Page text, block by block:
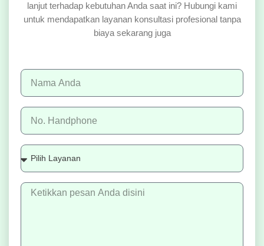
lanjut terhadap kebutuhan Anda saat ini? Hubungi kami
untuk mendapatkan layanan konsultasi profesional tanpa
biaya sekarang juga